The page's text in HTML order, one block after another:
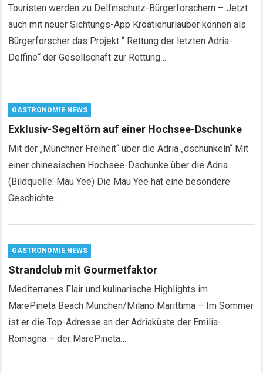
Touristen werden zu Delfinschutz-Bürgerforschern – Jetzt
auch mit neuer Sichtungs-App Kroatienurlauber können als
Bürgerforscher das Projekt “ Rettung der letzten Adria-
Delfine“ der Gesellschaft zur Rettung…
GASTRONOMIE NEWS
Exklusiv-Segeltörn auf einer Hochsee-Dschunke
Mit der „Münchner Freiheit“ über die Adria „dschunkeln“ Mit
einer chinesischen Hochsee-Dschunke über die Adria
(Bildquelle: Mau Yee) Die Mau Yee hat eine besondere
Geschichte…
GASTRONOMIE NEWS
Strandclub mit Gourmetfaktor
Mediterranes Flair und kulinarische Highlights im
MarePineta Beach München/Milano Marittima – Im Sommer
ist er die Top-Adresse an der Adriaküste der Emilia-
Romagna – der MarePineta…